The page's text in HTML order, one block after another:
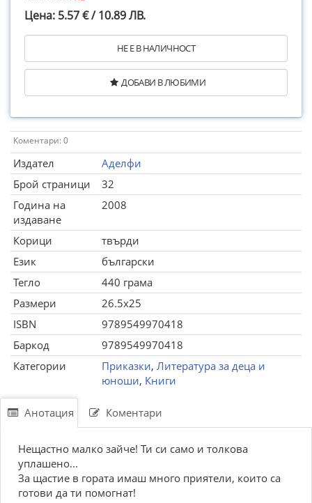
Цена: 5.57 € / 10.89 ЛВ.
НЕ Е В НАЛИЧНОСТ
ДОБАВИ В ЛЮБИМИ
Коментари: 0
Издател
Аделфи
Брой страници
32
Година на
издаване
2008
Корици
твърди
Език
български
Тегло
440 грама
Размери
26.5x25
ISBN
9789549970418
Баркод
9789549970418
Категории
Приказки, Литература за деца и
юноши, Книги
Анотация Коментари
Нещастно малко зайче! Ти си само и толкова
уплашено...
За щастие в гората имаш много приятели, които са
готови да ти помогнат!